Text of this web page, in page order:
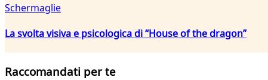
Schermaglie
La svolta visiva e psicologica di “House of the dragon”
Raccomandati per te